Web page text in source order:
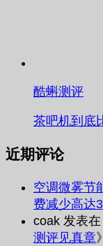
酷蝌测评
茶吧机到底
近期评论
空调微雾节
费减少高达
coak 发表在
测评见真章》